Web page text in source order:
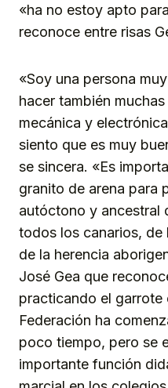
«ha no estoy apto
reconoce entre risas
«Soy una persona
hacer también
mecánica y
siento que es muy
se sincera. «Es
granito de arena para
autóctono y ancestral
todos los canarios,
de la herencia
José Gea que
practicando el garrote
Federación ha
poco tiempo, pero se
importante función